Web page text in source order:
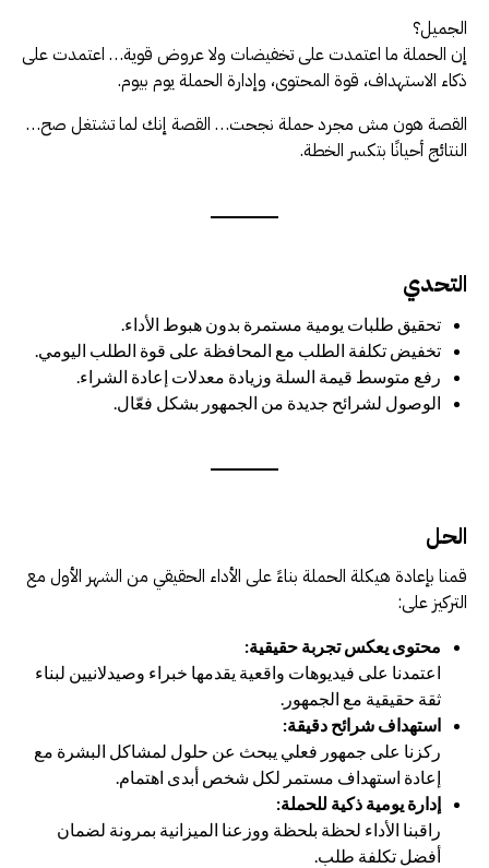
الجميل؟
إن الحملة ما اعتمدت على تخفيضات ولا عروض قوية… اعتمدت على
ذكاء الاستهداف، قوة المحتوى، وإدارة الحملة يوم بيوم.
القصة هون مش مجرد حملة نجحت… القصة إنك لما تشتغل صح…
النتائج أحيانًا بتكسر الخطة.
التحدي
تحقيق طلبات يومية مستمرة بدون هبوط الأداء.
تخفيض تكلفة الطلب مع المحافظة على قوة الطلب اليومي.
رفع متوسط قيمة السلة وزيادة معدلات إعادة الشراء.
الوصول لشرائح جديدة من الجمهور بشكل فعّال.
الحل
قمنا بإعادة هيكلة الحملة بناءً على الأداء الحقيقي من الشهر الأول مع
التركيز على:
محتوى يعكس تجربة حقيقية:
اعتمدنا على فيديوهات واقعية يقدمها خبراء وصيدلانيين لبناء
ثقة حقيقية مع الجمهور.
استهداف شرائح دقيقة:
ركزنا على جمهور فعلي يبحث عن حلول لمشاكل البشرة مع
إعادة استهداف مستمر لكل شخص أبدى اهتمام.
إدارة يومية ذكية للحملة:
راقبنا الأداء لحظة بلحظة ووزعنا الميزانية بمرونة لضمان
أفضل تكلفة طلب.